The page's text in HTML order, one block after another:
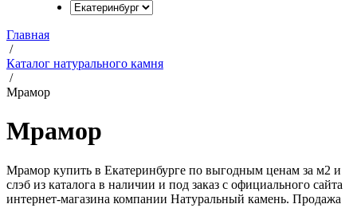
Главная
/
Каталог натурального камня
/
Мрамор
Мрамор
Мрамор купить в Екатеринбурге по выгодным ценам за м2 и
слэб из каталога в наличии и под заказ с официального сайта
интернет-магазина компании Натуральный камень. Продажа